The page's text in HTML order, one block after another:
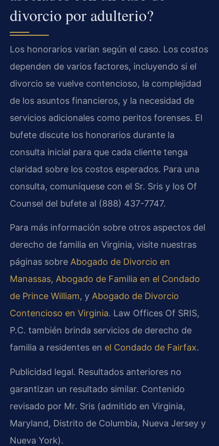
divorcio por adulterio?
Los honorarios varían según el caso. Los costos
dependen de varios factores, incluyendo si el
divorcio se vuelve contencioso, la complejidad
de los asuntos financieros, y la necesidad de
servicios adicionales como peritos forenses. El
bufete discute los honorarios durante la
consulta inicial para que cada cliente tenga
claridad sobre los costos esperados. Para una
consulta, comuníquese con el Sr. Sris y los Of
Counsel del bufete al (888) 437-7747.
Para más información sobre otros aspectos del
derecho de familia en Virginia, visite nuestras
páginas sobre Abogado de Divorcio en
Manassas, Abogado de Familia en el Condado
de Prince William, y Abogado de Divorcio
Contencioso en Virginia. Law Offices Of SRIS,
P.C. también brinda servicios de derecho de
familia a residentes en el Condado de Fairfax.
Publicidad legal. Resultados anteriores no
garantizan un resultado similar. Contenido
revisado por Mr. Sris (admitido en Virginia,
Maryland, Distrito de Columbia, Nueva Jersey y
Nueva York).